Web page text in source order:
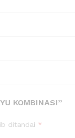
KOMBINASI”
ditandai *